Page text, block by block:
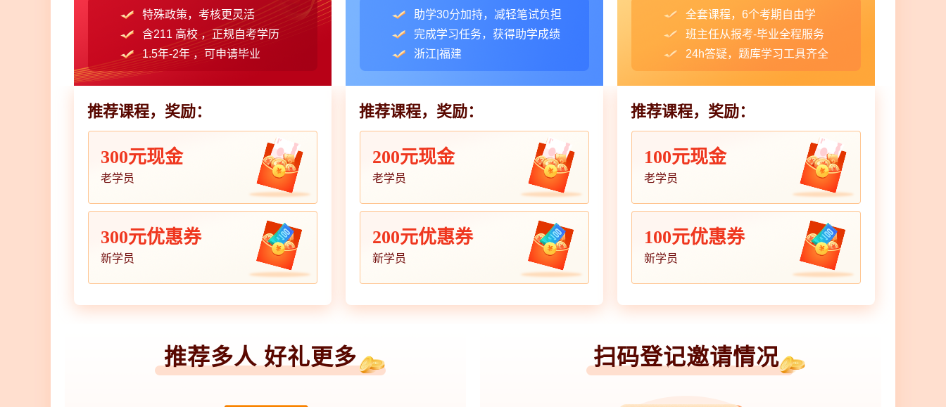
特殊政策，考核更灵活
含211 高校 ，正规自考学历
1.5年-2年 ，可申请毕业
助学30分加持，减轻笔试负担
完成学习任务，获得助学成绩
浙江|福建
全套课程，6个考期自由学
班主任从报考-毕业全程服务
24h答疑，题库学习工具齐全
推荐课程，奖励：
300元现金
老学员
300元优惠券
新学员
推荐课程，奖励：
200元现金
老学员
200元优惠券
新学员
推荐课程，奖励：
100元现金
老学员
100元优惠券
新学员
推荐多人 好礼更多 扫码登记邀请情况